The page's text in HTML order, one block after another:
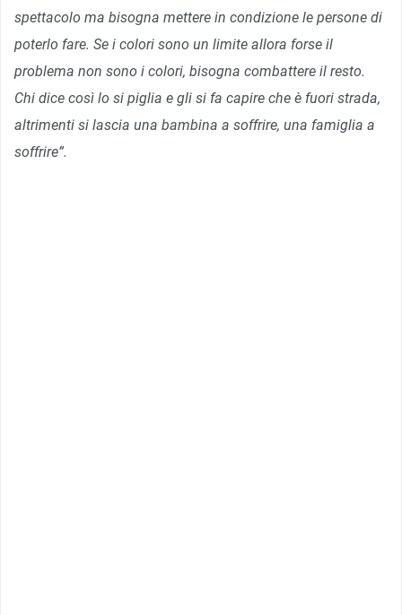
spettacolo ma bisogna mettere in condizione le persone di
poterlo fare. Se i colori sono un limite allora forse il
problema non sono i colori, bisogna combattere il resto.
Chi dice così lo si piglia e gli si fa capire che è fuori strada,
altrimenti si lascia una bambina a soffrire, una famiglia a
soffrire”.